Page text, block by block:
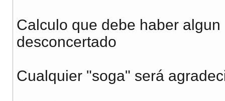
Calculo que debe haber
desconcertado
Cualquier "soga" será